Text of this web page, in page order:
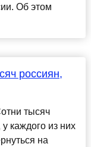
Об этом
россиян,
тысяч
каждого из них
на